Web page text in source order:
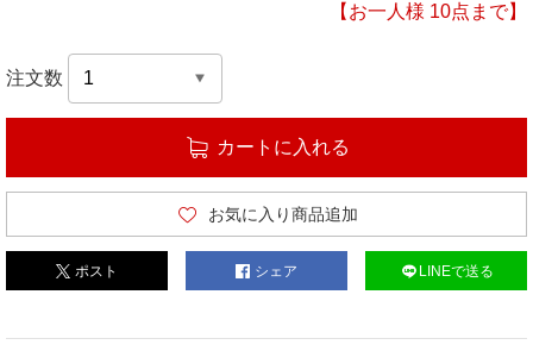
【お一人様 10点まで】
注文数
カートに入れる
お気に入り商品追加
ポスト シェア LINEで送る